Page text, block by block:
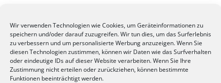
Wir verwenden Technologien wie Cookies, um Geräteinformationen zu
speichern und/oder darauf zuzugreifen. Wir tun dies, um das Surferlebnis
zu verbessern und um personalisierte Werbung anzuzeigen. Wenn Sie
diesen Technologien zustimmen, können wir Daten wie das Surfverhalten
oder eindeutige IDs auf dieser Website verarbeiten. Wenn Sie Ihre
Zustimmung nicht erteilen oder zurückziehen, können bestimmte
Funktionen beeinträchtigt werden.
BLOGGERAMT